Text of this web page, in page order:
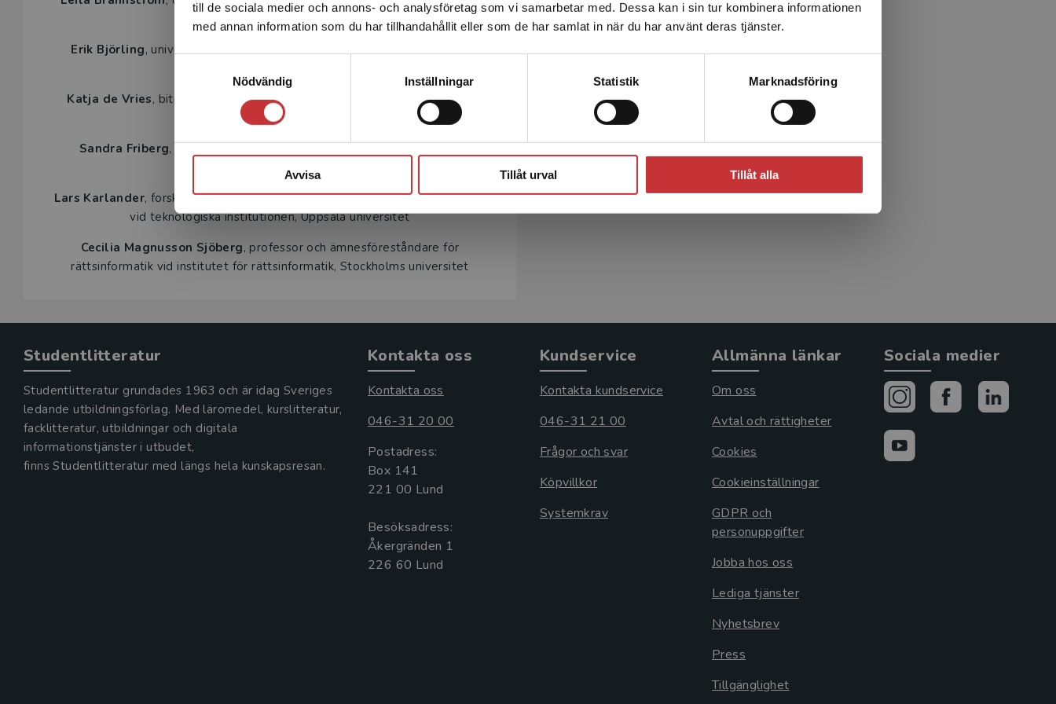
till de sociala medier och annons- och analysföretag som vi samarbetar med. Dessa kan i sin tur kombinera informationen
med annan information som du har tillhandahållit eller som de har samlat in när du har använt deras tjänster.
Nödvändig
Inställningar Statistik Marknadsföring
Avvisa Tillåt urval Tillåt alla
Sverige. För att kunna slutföra ett köp måste
leveransadressen vara i Sverige.Läs mer
universitet.
Erik Björling, universitetslektor i processrätt vid juridiska institutionen,
Katja de Vries, biträdande universitetslektor i offentlig rätt vid juridiska
institutionen, Uppsala universitet
Sandra Friberg, docent och universitetslektor i civilrätt vid juridiska
institutionen, Uppsala universitet
Lars Karlander, forskare vid Centrum för forskning om religion och samhälle
vid teknologiska institutionen, Uppsala universitet
Cecilia Magnusson Sjöberg, professor och ämnesföreståndare för
rättsinformatik vid institutet för rättsinformatik, Stockholms universitet
Studentlitteratur
Studentlitteratur grundades 1963 och är idag Sveriges
ledande utbildningsförlag. Med läromedel, kurslitteratur,
facklitteratur, utbildningar och digitala
informationstjänster i utbudet,
finns Studentlitteratur med längs hela kunskapsresan.
Kontakta oss
Kontakta oss
046-31 20 00
Postadress:
Box 141
221 00 Lund
Besöksadress:
Åkergränden 1
Kundservice
Kontakta kundservice
046-31 21 00
Frågor och svar
Köpvillkor
Systemkrav
Allmänna länkar
Om oss
Avtal och rättigheter
Cookies
Cookieinställningar
GDPR och
personuppgifter
Jobba hos oss
Lediga tjänster
Nyhetsbrev
Press
Tillgänglighet
Sociala medier